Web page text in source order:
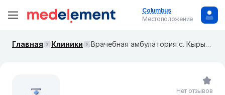
Columbus
Местоположение
Главная Клиники Врачебная амбулатория с. Кырыккудук
Нет отзывов